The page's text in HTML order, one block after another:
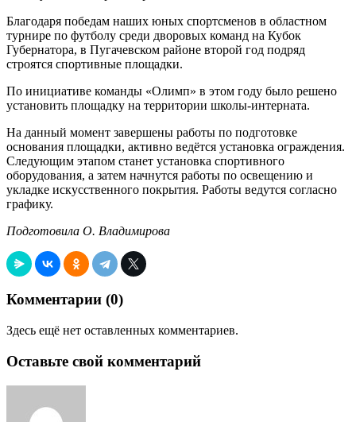
Благодаря победам наших юных спортсменов в областном
турнире по футболу среди дворовых команд на Кубок
Губернатора, в Пугачевском районе второй год подряд
строятся спортивные площадки.
По инициативе команды «Олимп» в этом году было решено
установить площадку на территории школы-интерната.
На данный момент завершены работы по подготовке
основания площадки, активно ведётся установка ограждения.
Следующим этапом станет установка спортивного
оборудования, а затем начнутся работы по освещению и
укладке искусственного покрытия. Работы ведутся согласно
графику.
Подготовила О. Владимирова
Комментарии (0)
Здесь ещё нет оставленных комментариев.
Оставьте свой комментарий